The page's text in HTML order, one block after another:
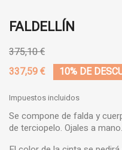
FALDELLÍN
375,10 €
337,59 €
10% DE
Impuestos incluidos
Se compone de falda y
de terciopelo. Ojales a mano.